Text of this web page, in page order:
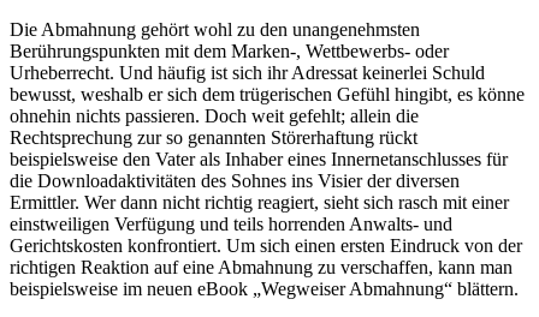
Die Abmahnung gehört wohl zu den unangenehmsten
Berührungspunkten mit dem Marken-, Wettbewerbs- oder
Urheberrecht. Und häufig ist sich ihr Adressat keinerlei Schuld
bewusst, weshalb er sich dem trügerischen Gefühl hingibt, es könne
ohnehin nichts passieren. Doch weit gefehlt; allein die
Rechtsprechung zur so genannten Störerhaftung rückt
beispielsweise den Vater als Inhaber eines Innernetanschlusses für
die Downloadaktivitäten des Sohnes ins Visier der diversen
Ermittler. Wer dann nicht richtig reagiert, sieht sich rasch mit einer
einstweiligen Verfügung und teils horrenden Anwalts- und
Gerichtskosten konfrontiert. Um sich einen ersten Eindruck von der
richtigen Reaktion auf eine Abmahnung zu verschaffen, kann man
beispielsweise im neuen eBook „Wegweiser Abmahnung“ blättern.